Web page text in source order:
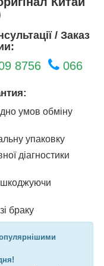
/ Заказ
8756
066
умов обміну
упаковку
діагностики
браку